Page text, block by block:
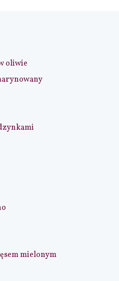
oliwie
mielonym